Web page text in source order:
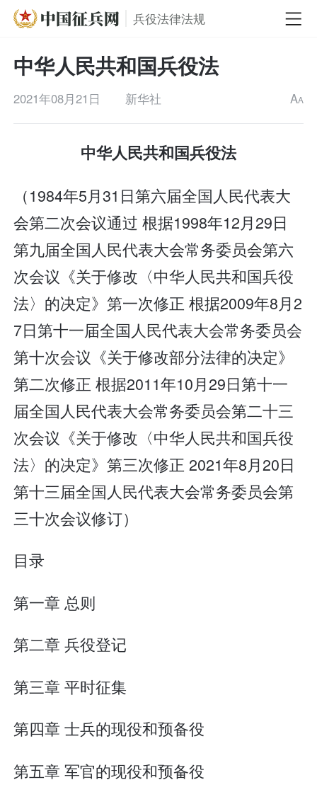
兵役法律法规
中华人民共和国兵役法
2021年08月21日 新华社 AA
中华人民共和国兵役法
（1984年5月31日第六届全国人民代表大
会第二次会议通过 根据1998年12月29日
第九届全国人民代表大会常务委员会第六
次会议《关于修改〈中华人民共和国兵役
法〉的决定》第一次修正 根据2009年8月2
7日第十一届全国人民代表大会常务委员会
第十次会议《关于修改部分法律的决定》
第二次修正 根据2011年10月29日第十一
届全国人民代表大会常务委员会第二十三
次会议《关于修改〈中华人民共和国兵役
法〉的决定》第三次修正 2021年8月20日
第十三届全国人民代表大会常务委员会第
三十次会议修订）
目录
第一章 总则
第二章 兵役登记
第三章 平时征集
第四章 士兵的现役和预备役
第五章 军官的现役和预备役